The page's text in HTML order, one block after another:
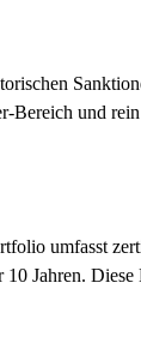
und
umfasst
Jahren.